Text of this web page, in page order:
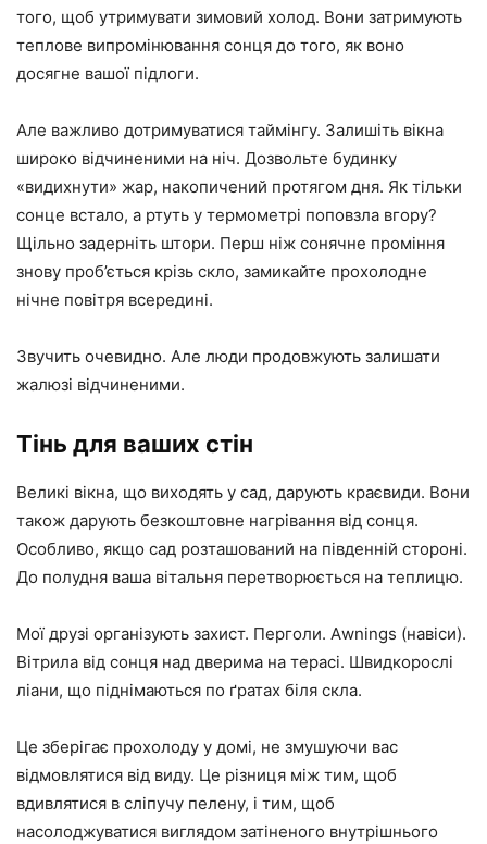
того, щоб утримувати зимовий холод. Вони затримують
теплове випромінювання сонця до того, як воно
досягне вашої підлоги.
Але важливо дотримуватися таймінгу. Залишіть вікна
широко відчиненими на ніч. Дозвольте будинку
«видихнути» жар, накопичений протягом дня. Як тільки
сонце встало, а ртуть у термометрі поповзла вгору?
Щільно задерніть штори. Перш ніж сонячне проміння
знову проб’ється крізь скло, замикайте прохолодне
нічне повітря всередині.
Звучить очевидно. Але люди продовжують залишати
жалюзі відчиненими.
Тінь для ваших стін
Великі вікна, що виходять у сад, дарують краєвиди. Вони
також дарують безкоштовне нагрівання від сонця.
Особливо, якщо сад розташований на південній стороні.
До полудня ваша вітальня перетворюється на теплицю.
Мої друзі організують захист. Перголи. Аwnings (навіси).
Вітрила від сонця над дверима на терасі. Швидкорослі
ліани, що піднімаються по ґратах біля скла.
Це зберігає прохолоду у домі, не змушуючи вас
відмовлятися від виду. Це різниця між тим, щоб
вдивлятися в сліпучу пелену, і тим, щоб
насолоджуватися виглядом затіненого внутрішнього